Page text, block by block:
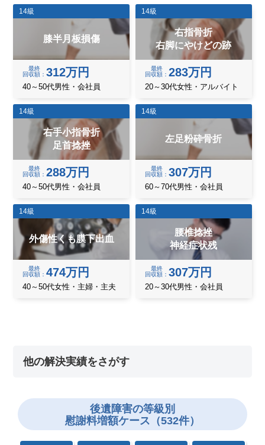
14級
膝半月板損傷
最終
回収額
312万円
40～50代男性・会社員
14級
右指骨折
右脚にやけどの跡
最終
回収額
283万円
20～30代女性・アルバイト
14級
右手小指骨折
足首捻挫
最終
回収額
288万円
40～50代男性・会社員
14級
左足粉砕骨折
最終
回収額
307万円
60～70代男性・会社員
14級
外傷性くも膜下出血
最終
回収額
474万円
40～50代女性・主婦・主夫
14級
腰椎捻挫
神経症状残
最終
回収額
307万円
20～30代男性・会社員
他の解決実績をさがす
後遺障害の等級別
慰謝料増額ケース（532件）